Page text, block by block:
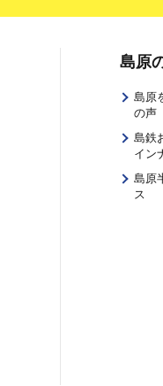
島原
島原
の声
島鉄
イン
島原
ス